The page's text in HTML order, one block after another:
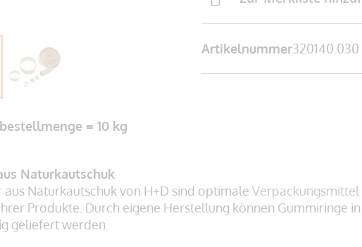
Artikelnummer320140.030
= 10 kg
Naturkautschuk
Naturkautschuk von H+D sind optimale Verpackungsmittel
Produkte. Durch eigene Herstellung können Gummiringe
geliefert werden.